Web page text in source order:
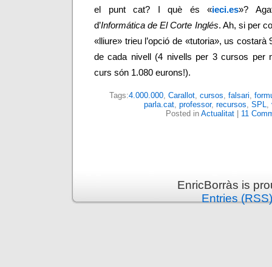
el punt cat? I què és «ieci.es»?
d’Informática de El Corte Inglés. Ah, si per
«lliure» trieu l’opció de «tutoria», us
de cada nivell (4 nivells per 3 cursos per
curs són 1.080 eurons!).
Tags:4.000.000, Carallot, cursos, falsari,
parla.cat, professor, recursos, SPL,
Posted in Actualitat| 11
EnricBorràs is
Entries (RSS)